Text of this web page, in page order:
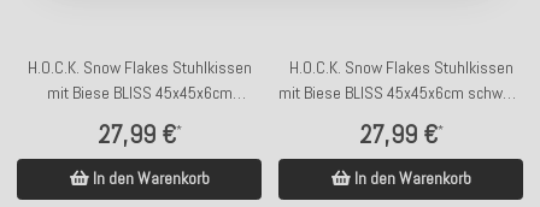
H.O.C.K. Snow Flakes Stuhlkissen
mit Biese BLISS 45x45x6cm
27,99 €*
In den Warenkorb
H.O.C.K. Snow Flakes Stuhlkissen
mit Biese BLISS 45x45x6cm schwarz
27,99 €*
In den Warenkorb